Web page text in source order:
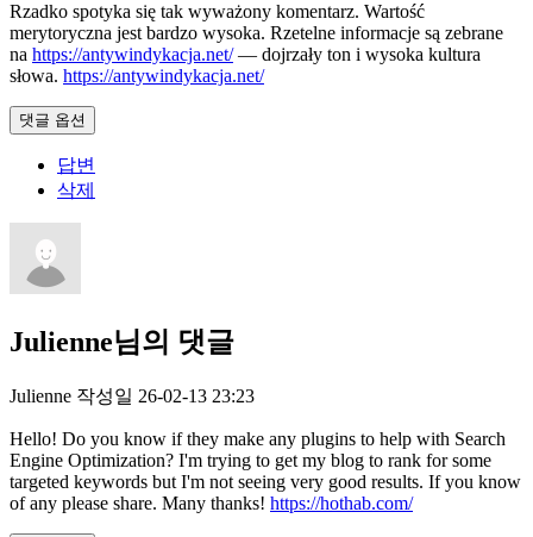
Rzadko spotyka się tak wyważony komentarz. Wartość
merytoryczna jest bardzo wysoka. Rzetelne informacje są zebrane
na https://antywindykacja.net/— dojrzały ton i wysoka kultura
słowa. https://antywindykacja.net/
댓글 옵션
답변
삭제
Julienne님의 댓글
Julienne 작성일 26-02-13 23:23
Hello! Do you know if they make any plugins to help with Search
Engine Optimization? I'm trying to get my blog to rank for some
targeted keywords but I'm not seeing very good results. If you know
of any please share. Many thanks! https://hothab.com/